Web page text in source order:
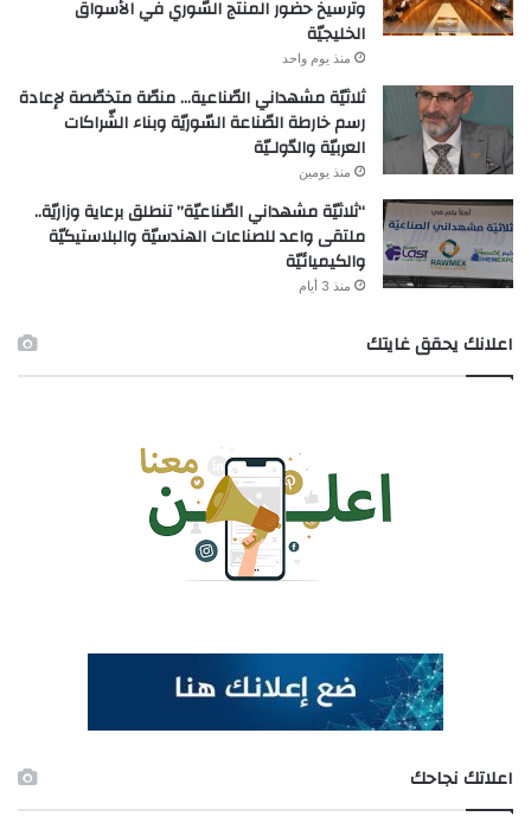
وترسيخ حضور المنتج السّوري في الأسواق
الخليجيّة
منذ يوم واحد
ثلاثيّة مشهداني الصّناعية… منصّة متخصّصة لإعادة
رسم خارطة الصّناعة السّوريّة وبناء الشّراكات
العربيّة والدّولـيّة
منذ يومين
“ثلاثيّة مشهداني الصّناعيّة” تنطلق برعاية وزاريّة..
ملتقى واعد للصناعات الهندسيّة والبلاستيكيّة
والكيميائيّة
منذ 3 أيام
اعلانك يحقق غايتك
اعلاتك نجاحك